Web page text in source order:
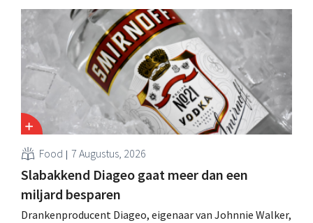
Food 7 Augustus, 2026
Slabakkend Diageo gaat meer dan een
miljard besparen
Drankenproducent Diageo, eigenaar van Johnnie Walker,